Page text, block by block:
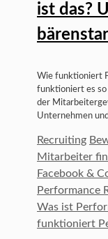
ist das?
Wie funktioniert
funktioniert es so
der
Unternehmen
Kategorien
Recruiting
Mitarbeiter
Facebook &
Performance
Was ist
funktioniert